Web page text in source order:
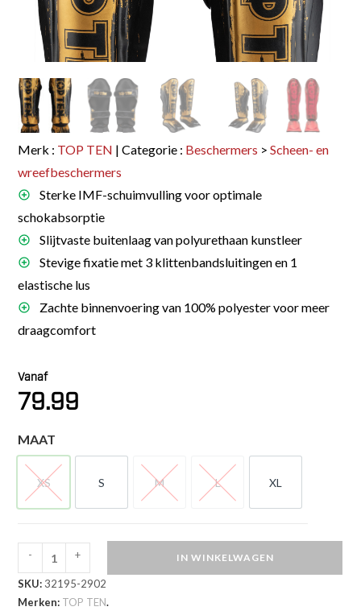
Merk : TOP TEN | Categorie : Beschermers >Scheen- en
wreefbeschermers
Sterke IMF-schuimvulling voor optimale
schokabsorptie
Slijtvaste buitenlaag van polyurethaan kunstleer
Stevige fixatie met 3 klittenbandsluitingen en 1
elastische lus
Zachte binnenvoering van 100% polyester voor meer
draagcomfort
Vanaf
79.99
MAAT
XS
XS
S
S
M
M
L
L
XL
XL
TEN
Scheen-
- + IN WINKELWAGEN
SKU: 32195-2902
Merken: TOP TEN.